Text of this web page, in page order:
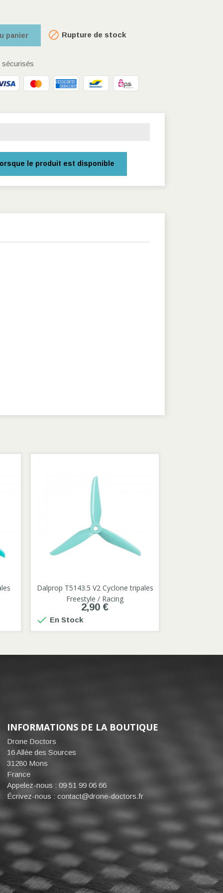
panier  Rupture de stock
le produit est disponible

VioletBleu
Dalprop T5143.5 V2 Cyclone tripales
Freestyle / Racing
2,90 €
 En Stock
INFORMATIONS DE LA BOUTIQUE
Drone Doctors
16 Allée des Sources
31280 Mons
France
Appelez-nous : 09 51 99 06 66
Écrivez-nous : contact@drone-doctors.fr